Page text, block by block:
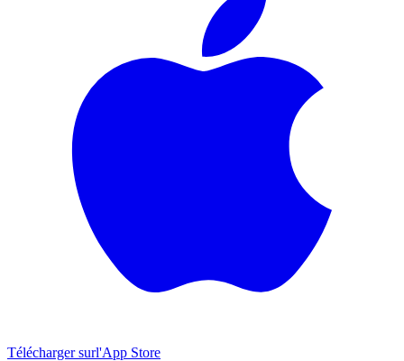
Télécharger surl'App Store